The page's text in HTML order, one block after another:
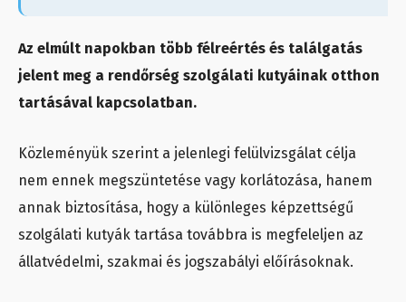
Az elmúlt napokban több félreértés és találgatás
jelent meg a rendőrség szolgálati kutyáinak otthon
tartásával kapcsolatban.
Közleményük szerint a jelenlegi felülvizsgálat célja
nem ennek megszüntetése vagy korlátozása, hanem
annak biztosítása, hogy a különleges képzettségű
szolgálati kutyák tartása továbbra is megfeleljen az
állatvédelmi, szakmai és jogszabályi előírásoknak.